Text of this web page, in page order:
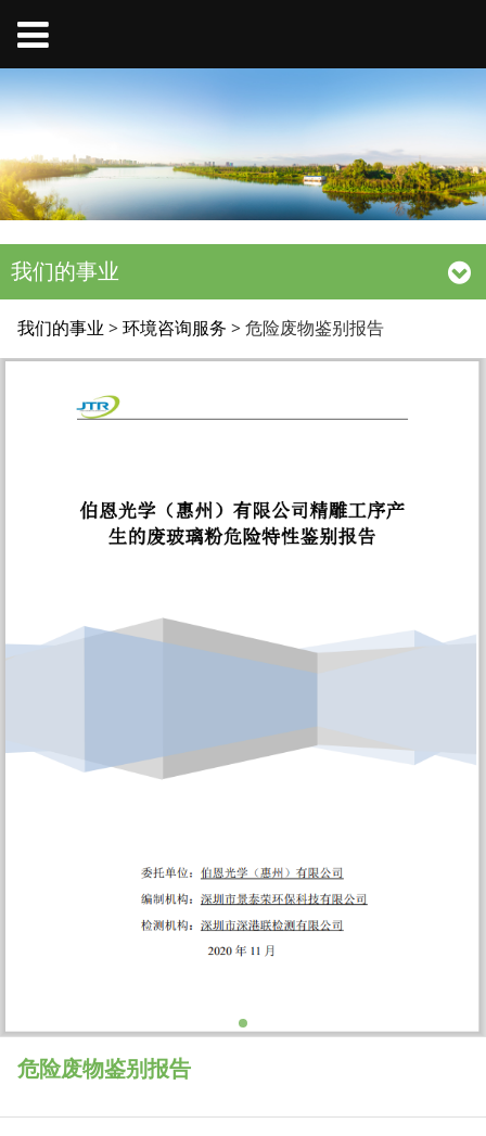
我们的事业
危险废物鉴别报告
我们的事业 >环境咨询服务 >危险废物鉴别报告
危险废物鉴别报告